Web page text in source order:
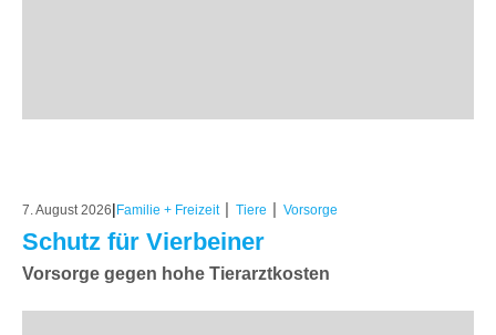
7. August 2026| Familie + Freizeit | Tiere | Vorsorge
Schutz für Vierbeiner
Vorsorge gegen hohe Tierarztkosten